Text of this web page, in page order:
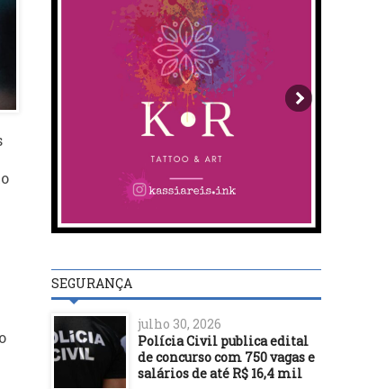
SEGURANÇA
julho 30, 2026
Polícia Civil publica edital
de concurso com 750 vagas e
salários de até R$ 16,4 mil